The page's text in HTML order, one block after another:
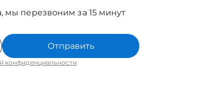
мы перезвоним за 15 минут
Отправить
конфиденциальности